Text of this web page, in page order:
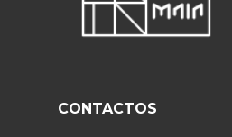
CONTACTOS